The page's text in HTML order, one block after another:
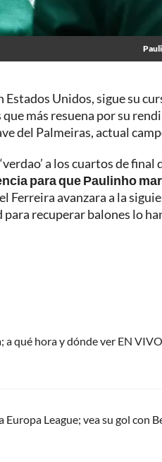
Unidos, sigue su
más resuena por su
del Palmeiras, actual
a los cuartos de
para que Paulinho
avanzara a la
recuperar balones lo
qué hora y dónde ver EN
League; vea su gol con